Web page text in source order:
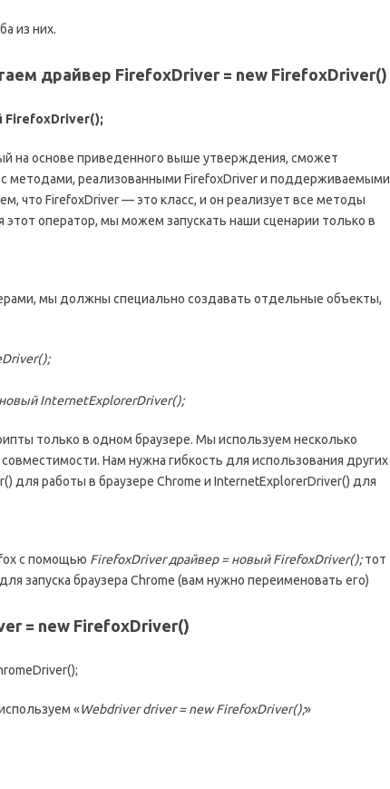
из них.
драйвер FirefoxDriver = new FirefoxDriver()
FirefoxDriver();
на основе приведенного выше утверждения, сможет
методами, реализованными FirefoxDriver и поддерживаемыми
что FirefoxDriver — это класс, и он реализует все методы
этот оператор, мы можем запускать наши сценарии только в
мы должны специально создавать отдельные объекты,
InternetExplorerDriver();
только в одном браузере. Мы используем несколько
Нам нужна гибкость для использования других
для работы в браузере Chrome и InternetExplorerDriver() для
с помощью FirefoxDriver драйвер = новый FirefoxDriver();тот
запуска браузера Chrome (вам нужно переименовать его)
= new FirefoxDriver()
«Webdriver driver = new FirefoxDriver();»